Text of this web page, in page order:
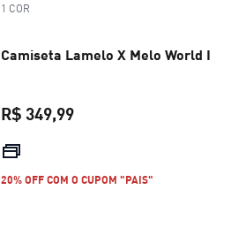
1 COR
Camiseta Lamelo X Melo World I
R$ 349,99
20% OFF COM O CUPOM "PAIS"